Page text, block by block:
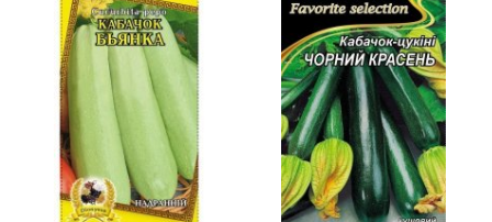
Семена цветов
Семена шпината
Семена щавеля
Элитные семена в банках
Хозяйственные товары
Средства защиты растений
Лидеры продаж
Купить семена - хиты продаж